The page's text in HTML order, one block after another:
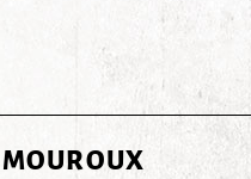
MOUROUX